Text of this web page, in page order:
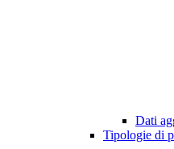
Dati
Tipologie di